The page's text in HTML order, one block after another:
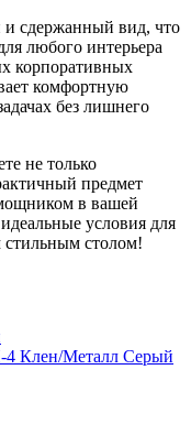
и сдержанный вид, что
любого интерьера
корпоративных
комфортную
без лишнего
не только
предмет
в вашей
условия для
стильным столом!
Клен/Металл Серый